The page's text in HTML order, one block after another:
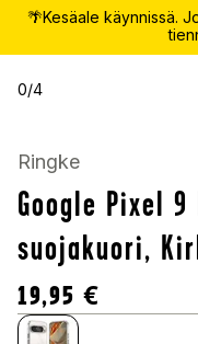
🌴Kesäale käynnissä.
0/4
Ringke
Google Pixel 9
suojakuori,
19,95 €